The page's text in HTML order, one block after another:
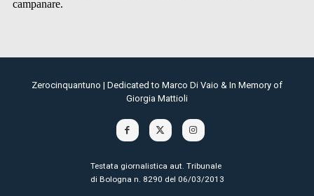
Zerocinquantuno | Dedicated to Marco Di Vaio & In Memory of
Giorgia Mattioli
Testata giornalistica aut. Tribunale
di Bologna n. 8290 del 06/03/2013